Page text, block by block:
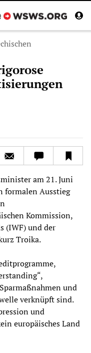
am 21. Juni
formalen Ausstieg
Kommission,
(IWF) und der
Troika.
und
verknüpft sind.
und
europäisches Land